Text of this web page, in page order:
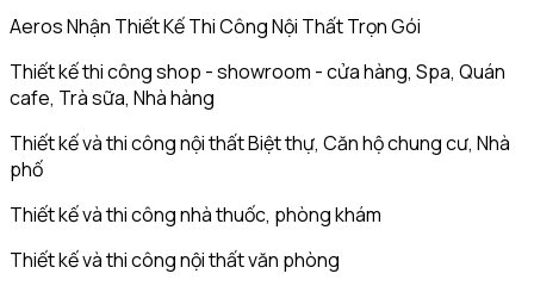
Aeros Nhận Thiết Kế Thi Công Nội Thất Trọn Gói
Thiết kế thi công shop - showroom - cửa hàng, Spa, Quán
cafe, Trà sữa, Nhà hàng
Thiết kế và thi công nội thất Biệt thự, Căn hộ chung cư, Nhà
phố
Thiết kế và thi công nhà thuốc, phòng khám
Thiết kế và thi công nội thất văn phòng